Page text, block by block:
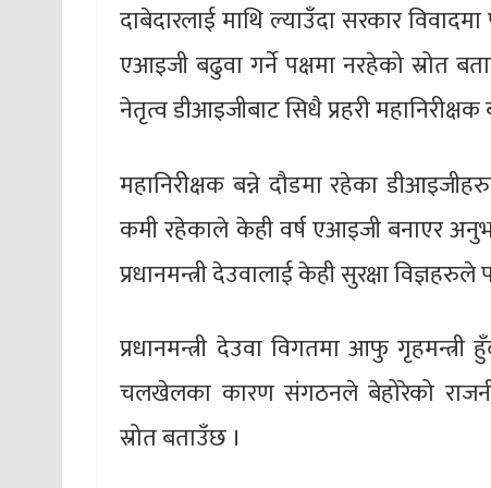
दाबेदारलाई माथि ल्याउँदा सरकार
एआइजी बढुवा गर्ने पक्षमा नरहेको स्रोत
नेतृत्व डीआइजीबाट सिधै प्रहरी महानिरीक्षक
महानिरीक्षक बन्ने दौडमा रहेका
कमी रहेकाले केही वर्ष एआइजी बनाएर
प्रधानमन्त्री देउवालाई केही सुरक्षा
प्रधानमन्त्री देउवा विगतमा आफु गृहमन्त्री
चलखेलका कारण संगठनले बेहोरेको
स्रोत बताउँछ ।